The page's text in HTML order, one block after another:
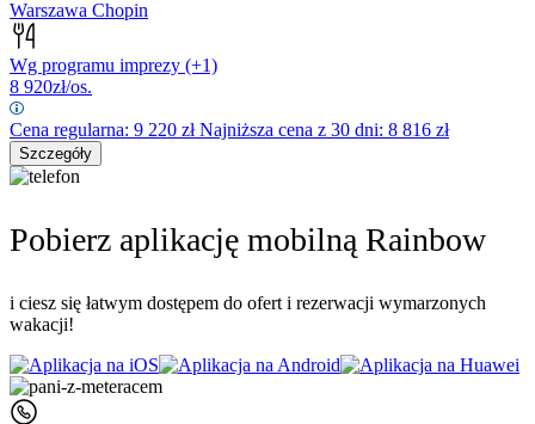
Warszawa Chopin
Wg programu imprezy (+1)
8 920zł/os.
Cena regularna: 9 220 złNajniższa cena z 30 dni: 8 816 zł
Szczegóły
Pobierz aplikację mobilną Rainbow
i ciesz się łatwym dostępem do ofert i rezerwacji wymarzonych
wakacji!